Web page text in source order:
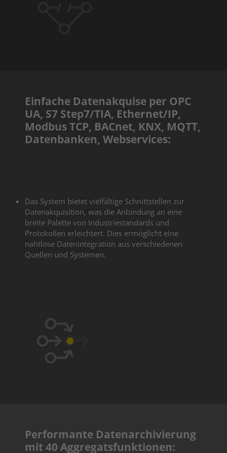
Einfache Datenakquise per OPC
UA, S7 Step7/TIA, Ethernet/IP,
Modbus TCP, BACnet, KNX, MQTT,
Datenbanken, Webservices:
Das System bietet vielfältige Schnittstellen zur
Datenakquisition, was die Anbindung an eine
breite Palette von Industriestandards und
Protokollen erleichtert. Dies ermöglicht eine
nahtlose Datenintegration aus verschiedenen
Quellen und Systemen.
Performante Datenarchivierung
mit 40 Aggregatsfunktionen: